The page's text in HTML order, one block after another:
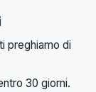
preghiamo di
30 giorni.